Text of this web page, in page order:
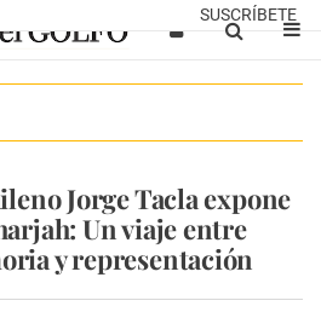
SUSCRÍBETE
Jorge Tacla expone
Un viaje entre
y representación